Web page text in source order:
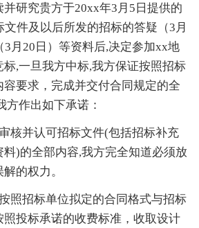
研究贵方于20xx年3月5日提供的
件及以后所发的招标的答疑（3月
3月20日）等资料后,决定参加xx地
,一旦我方中标,我方保证按照招标
要求，完成并交付合同规定的全
方作出如下承诺：
并认可招标文件(包括招标补充
)的全部内容,我方完全知道必须放
的权力。
招标单位拟定的合同格式与招标
投标承诺的收费标准，收取设计